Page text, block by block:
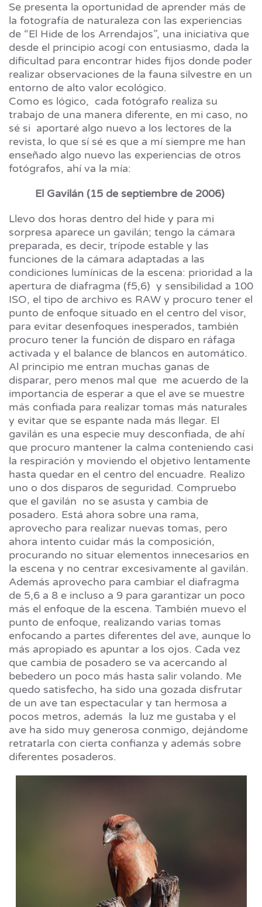
Se presenta la oportunidad de aprender más de
la fotografía de naturaleza con las experiencias
de “El Hide de los Arrendajos”, una iniciativa que
desde el principio acogí con entusiasmo, dada la
dificultad para encontrar hides fijos donde poder
realizar observaciones de la fauna silvestre en un
entorno de alto valor ecológico.
Como es lógico, cada fotógrafo realiza su
trabajo de una manera diferente, en mi caso, no
sé si aportaré algo nuevo a los lectores de la
revista, lo que sí sé es que a mí siempre me han
enseñado algo nuevo las experiencias de otros
fotógrafos, ahí va la mía:
El Gavilán (15 de septiembre de 2006)
Llevo dos horas dentro del hide y para mi
sorpresa aparece un gavilán; tengo la cámara
preparada, es decir, trípode estable y las
funciones de la cámara adaptadas a las
condiciones lumínicas de la escena: prioridad a la
apertura de diafragma (f5,6) y sensibilidad a 100
ISO, el tipo de archivo es RAW y procuro tener el
punto de enfoque situado en el centro del visor,
para evitar desenfoques inesperados, también
procuro tener la función de disparo en ráfaga
activada y el balance de blancos en automático.
Al principio me entran muchas ganas de
disparar, pero menos mal que me acuerdo de la
importancia de esperar a que el ave se muestre
más confiada para realizar tomas más naturales
y evitar que se espante nada más llegar. El
gavilán es una especie muy desconfiada, de ahí
que procuro mantener la calma conteniendo casi
la respiración y moviendo el objetivo lentamente
hasta quedar en el centro del encuadre. Realizo
uno o dos disparos de seguridad. Compruebo
que el gavilán no se asusta y cambia de
posadero. Está ahora sobre una rama,
aprovecho para realizar nuevas tomas, pero
ahora intento cuidar más la composición,
procurando no situar elementos innecesarios en
la escena y no centrar excesivamente al gavilán.
Además aprovecho para cambiar el diafragma
de 5,6 a 8 e incluso a 9 para garantizar un poco
más el enfoque de la escena. También muevo el
punto de enfoque, realizando varias tomas
enfocando a partes diferentes del ave, aunque lo
más apropiado es apuntar a los ojos. Cada vez
que cambia de posadero se va acercando al
bebedero un poco más hasta salir volando. Me
quedo satisfecho, ha sido una gozada disfrutar
de un ave tan espectacular y tan hermosa a
pocos metros, además la luz me gustaba y el
ave ha sido muy generosa conmigo, dejándome
retratarla con cierta confianza y además sobre
diferentes posaderos.